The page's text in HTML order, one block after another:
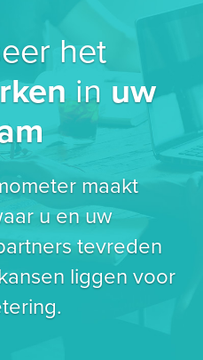
het
in uw
maakt
u en uw
tevreden
liggen voor